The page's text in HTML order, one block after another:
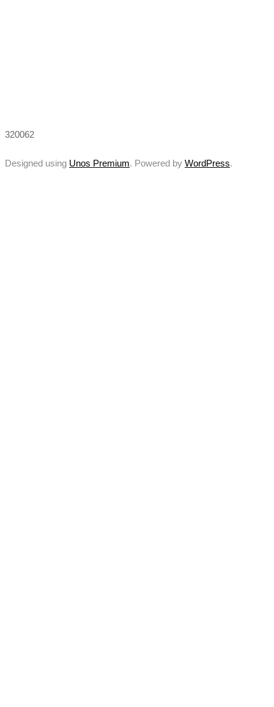
320062
Designed using Unos Premium. Powered by WordPress.